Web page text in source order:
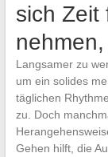
sich Zeit
Langsamer zu
um ein solides
täglichen
zu. Doch
Gehen hilft, die